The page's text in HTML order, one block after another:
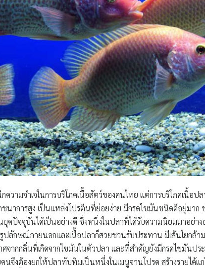
ความจำเจในการบริโภคเนื้อสัตว์ของคนไทย แต่การบริโภคเนื้อ
นาการสูง เป็นแหล่งโปรตีนที่ย่อยง่าย มีกรดไขมันชนิดดีอยู่มาก
ยุคปัจจุบันได้เป็นอย่างดี ซึ่งหนึ่งในปลาที่ได้รับความนิยมมาอย่า
ลักษณ์ภายนอกและเนื้อปลาก็สวยชวนรับประทาน มีเส้นใยกล้าม
จากกลิ่นที่เกิดจากไขมันในตัวปลา และที่สำคัญยังมีกรดไขมันปร
จึงต้องยกให้ปลาทับทิมเป็นหนึ่งในเมนูจานโปรด สร้างรายได้แ